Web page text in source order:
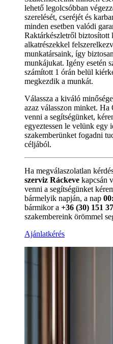
lehető legolcsóbban
szerelését, cseréjét és
minden esetben valódi
Raktárkészletről biztosított
alkatrészekkel
munkatársaink, így
munkájukat. Igény esetén
számított 1 órán belül
megkezdik a munkát.
Válassza a kiváló
azaz válasszon minket. Ha
venni a segítségünket,
egyeztessen le velünk egy
szakemberünket fogadni
céljából.
Ha megválaszolatlan
szerviz Ráckeve kapcsán
venni a segítségünket
bármelyik napján, a nap
bármikor a +36 (30) 151
szakembereink örömmel
Ajánlatkérés